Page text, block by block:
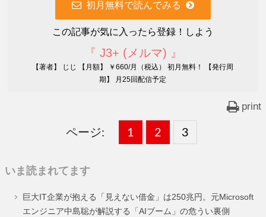
初月無料で読んでみる
この記事が気に入ったら登録！しよう
『 J3+ (メルマ) 』
【著者】 じじ 【月額】 ￥660/月（税込） 初月無料！ 【発行周
期】 月25回配信予定
print
ページ:
固
ー
1 ,
固
ー
2 ,
固
ー
3
いま読まれてます
巨大IT企業が抱える「見えない借金」は250兆円。元Microsoft
エンジニア中島聡が解説する「AIブーム」の危うい裏側